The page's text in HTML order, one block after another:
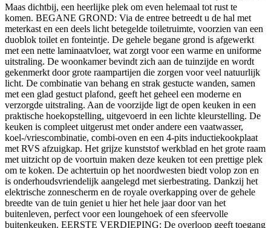
Maas dichtbij, een heerlijke plek om even helemaal tot rust te
komen. BEGANE GROND: Via de entree betreedt u de hal met
meterkast en een deels licht betegelde toiletruimte, voorzien van een
duoblok toilet en fonteintje. De gehele begane grond is afgewerkt
met een nette laminaatvloer, wat zorgt voor een warme en uniforme
uitstraling. De woonkamer bevindt zich aan de tuinzijde en wordt
gekenmerkt door grote raampartijen die zorgen voor veel natuurlijk
licht. De combinatie van behang en strak gestucte wanden, samen
met een glad gestuct plafond, geeft het geheel een moderne en
verzorgde uitstraling. Aan de voorzijde ligt de open keuken in een
praktische hoekopstelling, uitgevoerd in een lichte kleurstelling. De
keuken is compleet uitgerust met onder andere een vaatwasser,
koel-/vriescombinatie, combi-oven en een 4-pits inductiekookplaat
met RVS afzuigkap. Het grijze kunststof werkblad en het grote raam
met uitzicht op de voortuin maken deze keuken tot een prettige plek
om te koken. De achtertuin op het noordwesten biedt volop zon en
is onderhoudsvriendelijk aangelegd met sierbestrating. Dankzij het
elektrische zonnescherm en de royale overkapping over de gehele
breedte van de tuin geniet u hier het hele jaar door van het
buitenleven, perfect voor een loungehoek of een sfeervolle
buitenkeuken. EERSTE VERDIEPING: De overloop geeft toegang